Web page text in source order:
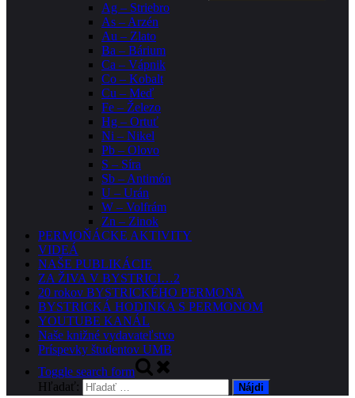
Ag – Striebro
As – Arzén
Au – Zlato
Ba – Bárium
Ca – Vápnik
Co – Kobalt
Cu – Meď
Fe – Železo
Hg – Ortuť
Ni – Nikel
Pb – Olovo
S – Síra
Sb – Antimón
U – Urán
W – Volfrám
Zn – Zinok
PERMOŇÁCKE AKTIVITY
VIDEÁ
NAŠE PUBLIKÁCIE
ZA ŽIVA V BYSTRICI…2
20 rokov BYSTRICKÉHO PERMONA
BYSTRICKÁ HODINKA S PERMONOM
YOUTUBE KANÁL
Naše knižné vydavateľstvo
Príspevky študentov UMB
Toggle search form
Hľadať: